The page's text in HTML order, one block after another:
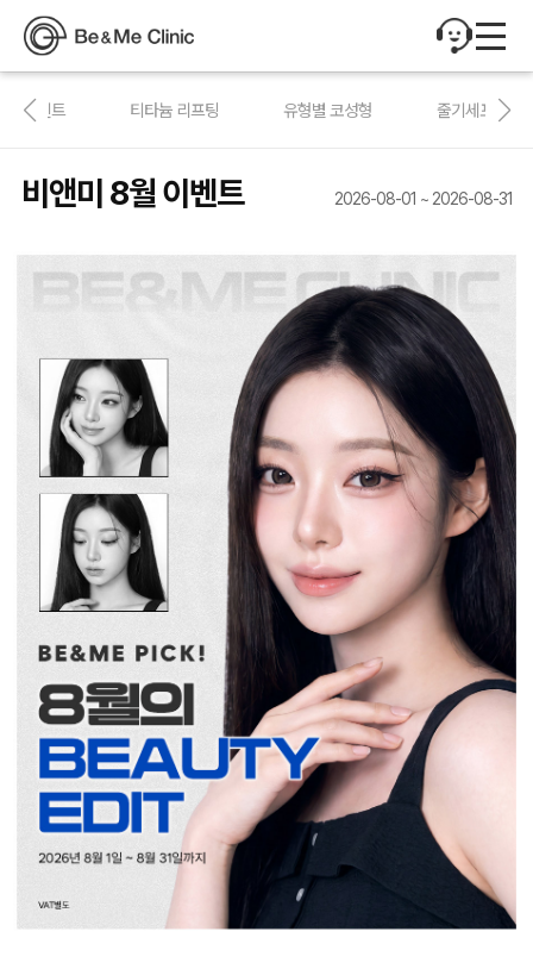
비앤미 8월 이벤트
8월 이벤트
정이벤트 티타늄 리프팅 유형별 코성형 줄기세포
비앤미 8월 이벤트 2026-08-01 ~ 2026-08-31